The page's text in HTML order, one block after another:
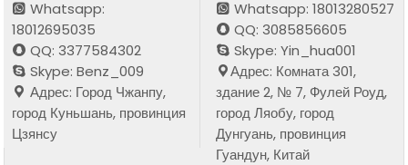
Whatsapp:
18012695035
QQ: 3377584302
Skype: Benz_009
Адрес: Город Чжанпу,
город Куньшань, провинция
Цзянсу
Whatsapp: 18013280527
QQ: 3085856605
Skype: Yin_hua001
Адрес: Комната 301,
здание 2, № 7, Фулей Роуд,
город Ляобу, город
Дунгуань, провинция
Гуандун, Китай